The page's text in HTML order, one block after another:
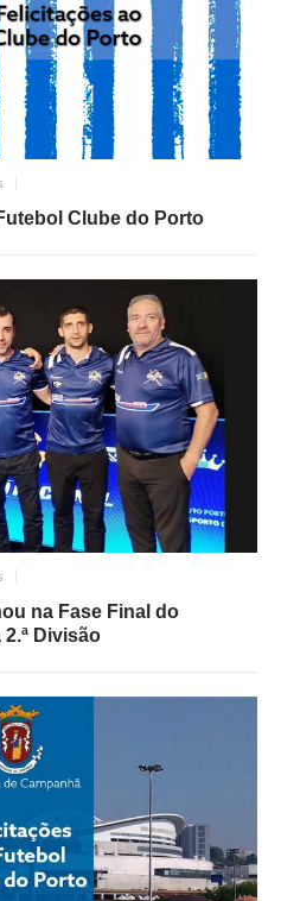
Clube do Porto
na Fase Final do
Divisão